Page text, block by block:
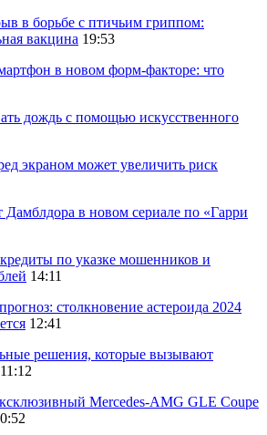
в борьбе с птичьим гриппом:
вакцина 19:53
в новом форм-факторе: что
дождь с помощью искусственного
экраном может увеличить риск
в новом сериале по «Гарри
по указке мошенников и
14:11
столкновение астероида 2024
12:41
решения, которые вызывают
11:12
Mercedes-AMG GLE Coupe